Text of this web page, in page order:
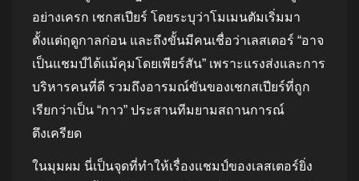
อย่างเครก เชกสเปียร์ โดยระบุว่าโมเมนตัมเริ่มมา
ตั้งแต่ฤดูกาลก่อน และถึงขั้นมีคนเชื่อว่าเลสเตอร์ “อาจ
เป็นแชมป์ได้แม้คุมโดยเพียร์สัน” เพราะแรงส่งและการ
บริหารคนที่ดี รวมถึงอารมณ์ขันของเชกสเปียร์ที่ถูก
เรียกว่าเป็น “กาว” ประสานทีมยามสถานการณ์
ตึงเครียด
ในมุมผม นี่เป็นจุดที่ทำให้เรื่องแชมป์ของเลสเตอร์ยิ่ง